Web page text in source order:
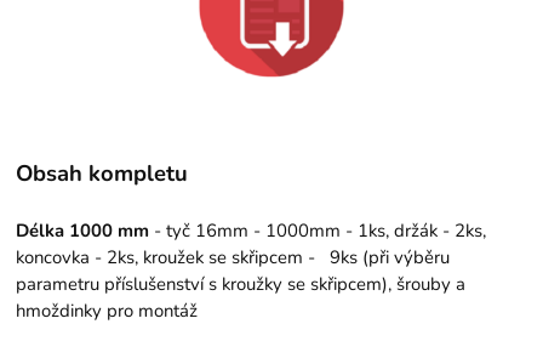
Obsah kompletu
Délka 1000 mm - tyč 16mm - 1000mm - 1ks, držák - 2ks,
koncovka - 2ks, kroužek se skřipcem - 9ks (při výběru
parametru příslušenství s kroužky se skřipcem), šrouby a
hmoždinky pro montáž